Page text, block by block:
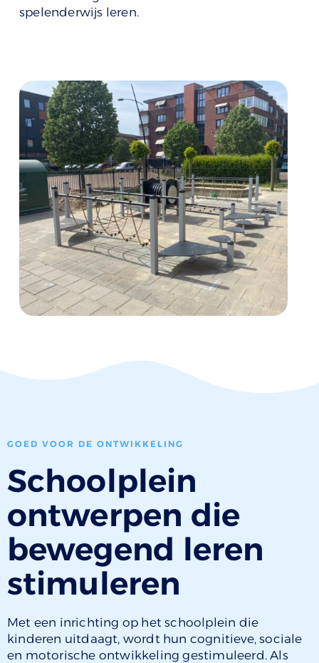
spelenderwijs leren.
GOED VOOR DE ONTWIKKELING
Schoolplein
ontwerpen die
bewegend leren
stimuleren
Met een inrichting op het schoolplein die
kinderen uitdaagt, wordt hun cognitieve, sociale
en motorische ontwikkeling gestimuleerd. Als